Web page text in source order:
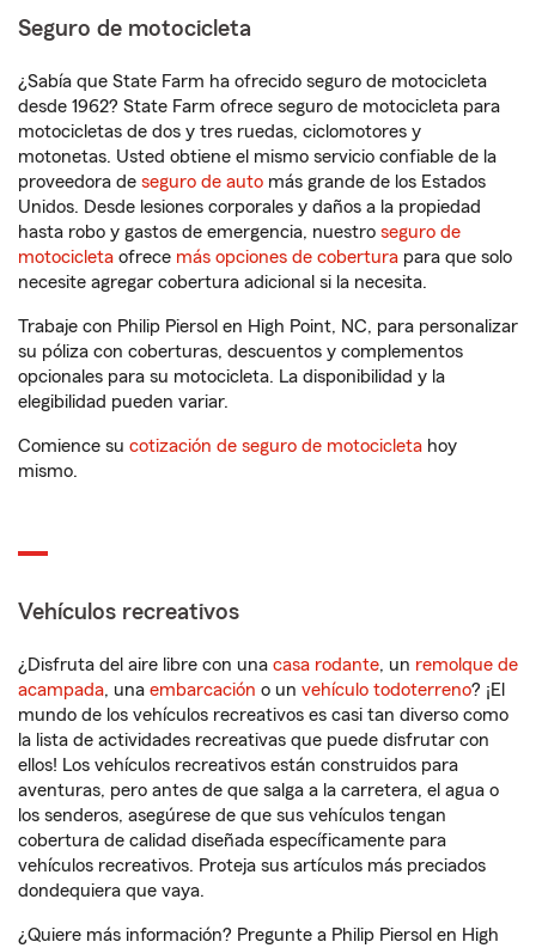
Seguro de motocicleta
¿Sabía que State Farm ha ofrecido seguro de motocicleta
desde 1962? State Farm ofrece seguro de motocicleta para
motocicletas de dos y tres ruedas, ciclomotores y
motonetas. Usted obtiene el mismo servicio confiable de la
proveedora de seguro de auto más grande de los Estados
Unidos. Desde lesiones corporales y daños a la propiedad
hasta robo y gastos de emergencia, nuestro seguro de
motocicleta ofrece más opciones de cobertura para que solo
necesite agregar cobertura adicional si la necesita.
Trabaje con Philip Piersol en High Point, NC, para personalizar
su póliza con coberturas, descuentos y complementos
opcionales para su motocicleta. La disponibilidad y la
elegibilidad pueden variar.
Comience su cotización de seguro de motocicleta hoy
mismo.
Vehículos recreativos
¿Disfruta del aire libre con una casa rodante, un remolque de
acampada, una embarcación o un vehículo todoterreno? ¡El
mundo de los vehículos recreativos es casi tan diverso como
la lista de actividades recreativas que puede disfrutar con
ellos! Los vehículos recreativos están construidos para
aventuras, pero antes de que salga a la carretera, el agua o
los senderos, asegúrese de que sus vehículos tengan
cobertura de calidad diseñada específicamente para
vehículos recreativos. Proteja sus artículos más preciados
dondequiera que vaya.
¿Quiere más información? Pregunte a Philip Piersol en High